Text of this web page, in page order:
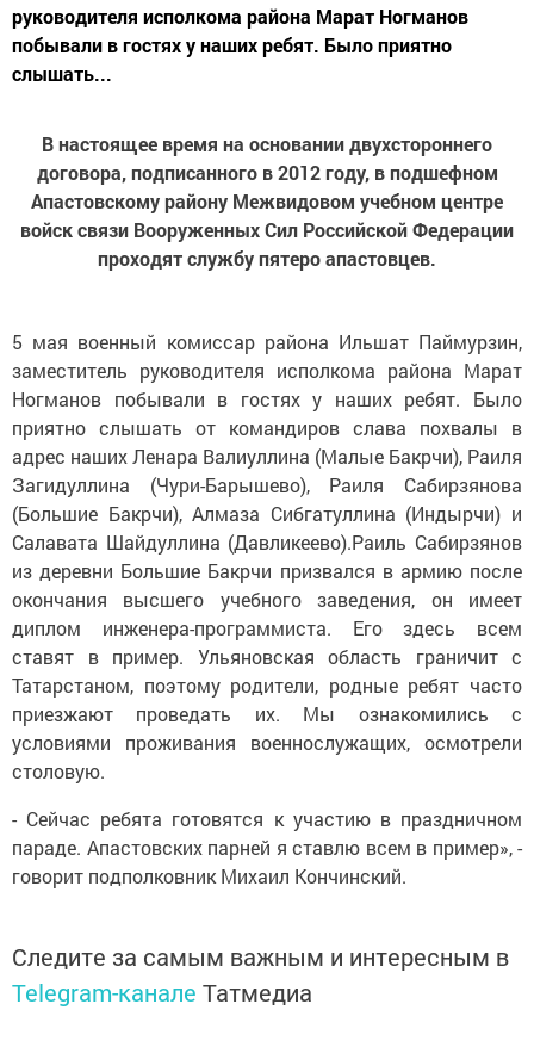
руководителя исполкома района Марат Ногманов
побывали в гостях у наших ребят. Было приятно
слышать...
В настоящее время на основании двухстороннего
договора, подписанного в 2012 году, в подшефном
Апастовскому району Межвидовом учебном центре
войск связи Вооруженных Сил Российской Федерации
проходят службу пятеро апастовцев.
5 мая военный комиссар района Ильшат Паймурзин,
заместитель руководителя исполкома района Марат
Ногманов побывали в гостях у наших ребят. Было
приятно слышать от командиров слава похвалы в
адрес наших Ленара Валиуллина (Малые Бакрчи), Раиля
Загидуллина (Чури-Барышево), Раиля Сабирзянова
(Большие Бакрчи), Алмаза Сибгатуллина (Индырчи) и
Салавата Шайдуллина (Давликеево).Раиль Сабирзянов
из деревни Большие Бакрчи призвался в армию после
окончания высшего учебного заведения, он имеет
диплом инженера-программиста. Его здесь всем
ставят в пример. Ульяновская область граничит с
Татарстаном, поэтому родители, родные ребят часто
приезжают проведать их. Мы ознакомились с
условиями проживания военнослужащих, осмотрели
столовую.
- Сейчас ребята готовятся к участию в праздничном
параде. Апастовских парней я ставлю всем в пример», -
говорит подполковник Михаил Кончинский.
Следите за самым важным и интересным в
Telegram-канале Татмедиа